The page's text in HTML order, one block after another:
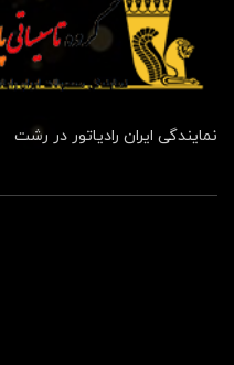
نمایندگی ایران رادیاتور در رشت